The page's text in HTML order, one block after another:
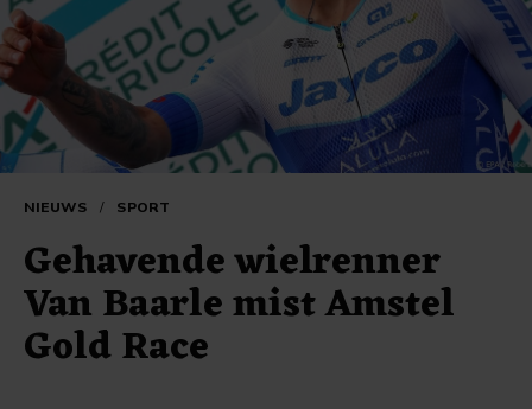
NIEUWS / SPORT
Gehavende wielrenner
Van Baarle mist Amstel
Gold Race